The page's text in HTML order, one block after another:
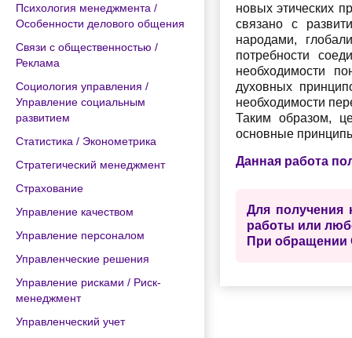
Психология менеджмента /
Особенности делового общения
Связи с общественностью /
Реклама
Социология управления /
Управление социальным
развитием
Статистика / Эконометрика
Стратегический менеджмент
Страхование
Управление качеством
Управление персоналом
Управленческие решения
Управление рисками / Риск-
менеджмент
Управленческий учет
новых этических
связано с
народами,
потребности
необходимости
духовных
необходимости
Таким образом,
основные
Данная работа
Для получения
работы или
При обращении